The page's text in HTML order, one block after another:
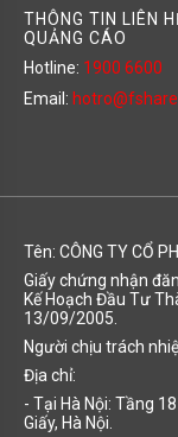
THÔNG TIN LIÊN
QUẢNG CÁO
Hotline: 1900 6600
Email:
Tên: CÔNG TY CỔ
Giấy chứng nhận
Kế Hoạch Đầu Tư
13/09/2005.
Người chịu trách
Địa chỉ:
- Tại Hà Nội: Tầng
Giấy, Hà Nội.